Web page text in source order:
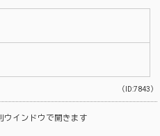
（ID:7843）
ウインドウで開きます